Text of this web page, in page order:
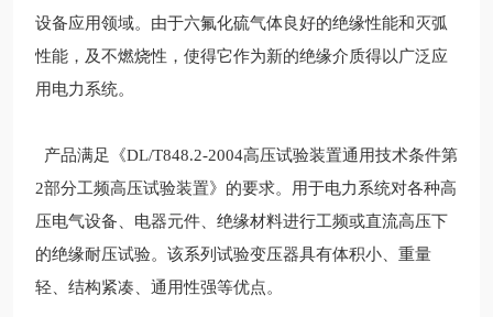
设备应用领域。由于六氟化硫气体良好的绝缘性能和灭弧
性能，及不燃烧性，使得它作为新的绝缘介质得以广泛应
用电力系统。
产品满足《DL/T848.2-2004高压试验装置通用技术条件第
2部分工频高压试验装置》的要求。用于电力系统对各种高
压电气设备、电器元件、绝缘材料进行工频或直流高压下
的绝缘耐压试验。该系列试验变压器具有体积小、重量
轻、结构紧凑、通用性强等优点。